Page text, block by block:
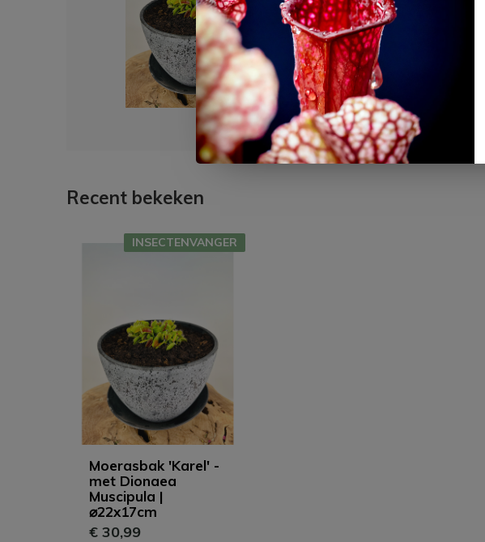
€ 30,99
Recent bekeken
Moerasbak 'Karel' -
met Dionaea
Muscipula |
⌀22x17cm
INSECTENVANGER
€ 30,99